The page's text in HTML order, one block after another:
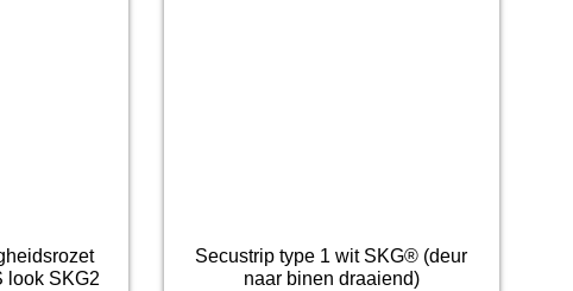
look SKG2
Secustrip type 1 wit SKG® (deur
naar binen draaiend)